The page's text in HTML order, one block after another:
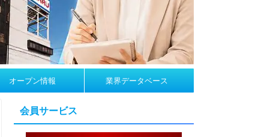
オープン情報 業界データベース
会員サービス